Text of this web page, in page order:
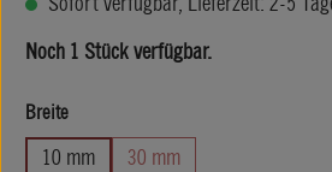
Noch 1 Stück verfügbar.
Breiteauswählen
10 mm 30 mm